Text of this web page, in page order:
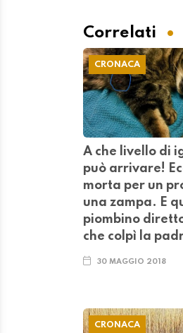
Correlati
CRONACA
A che livello di
può arrivare!
morta per un
una zampa. E
piombino
che colpì la
30 MAGGIO 2018
CRONACA